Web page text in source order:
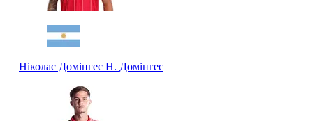
Ніколас Домінгес Н. Домінгес